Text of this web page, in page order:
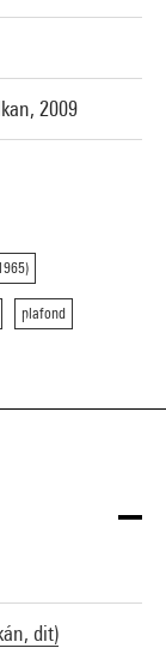
2009
plafond
dit)